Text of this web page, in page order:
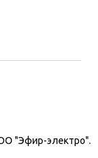
"Эфир-электро".